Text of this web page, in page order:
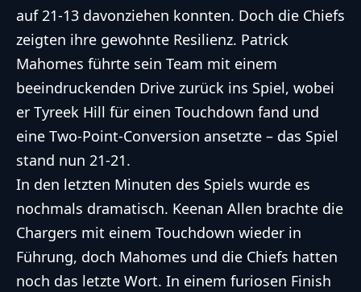
auf 21-13 davonziehen konnten. Doch die Chiefs
zeigten ihre gewohnte Resilienz. Patrick
Mahomes führte sein Team mit einem
beeindruckenden Drive zurück ins Spiel, wobei
er Tyreek Hill für einen Touchdown fand und
eine Two-Point-Conversion ansetzte – das Spiel
stand nun 21-21.
In den letzten Minuten des Spiels wurde es
nochmals dramatisch. Keenan Allen brachte die
Chargers mit einem Touchdown wieder in
Führung, doch Mahomes und die Chiefs hatten
noch das letzte Wort. In einem furiosen Finish